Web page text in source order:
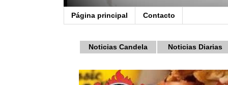
Página principal Contacto
Noticias Candela Noticias Diarias